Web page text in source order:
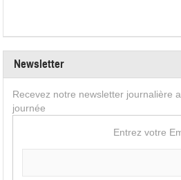
Newsletter
Recevez notre newsletter journalière
journée
Entrez votre